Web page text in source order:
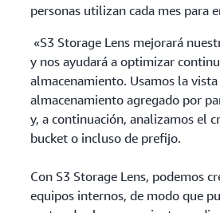
personas utilizan cada mes para
«S3 Storage Lens mejorará
y nos ayudará a optimizar
almacenamiento. Usamos la
almacenamiento agregado por
y, a continuación, analizamos el
bucket o incluso de prefijo.
Con S3 Storage Lens, podemos
equipos internos, de modo que